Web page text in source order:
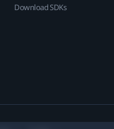
Download SDKs